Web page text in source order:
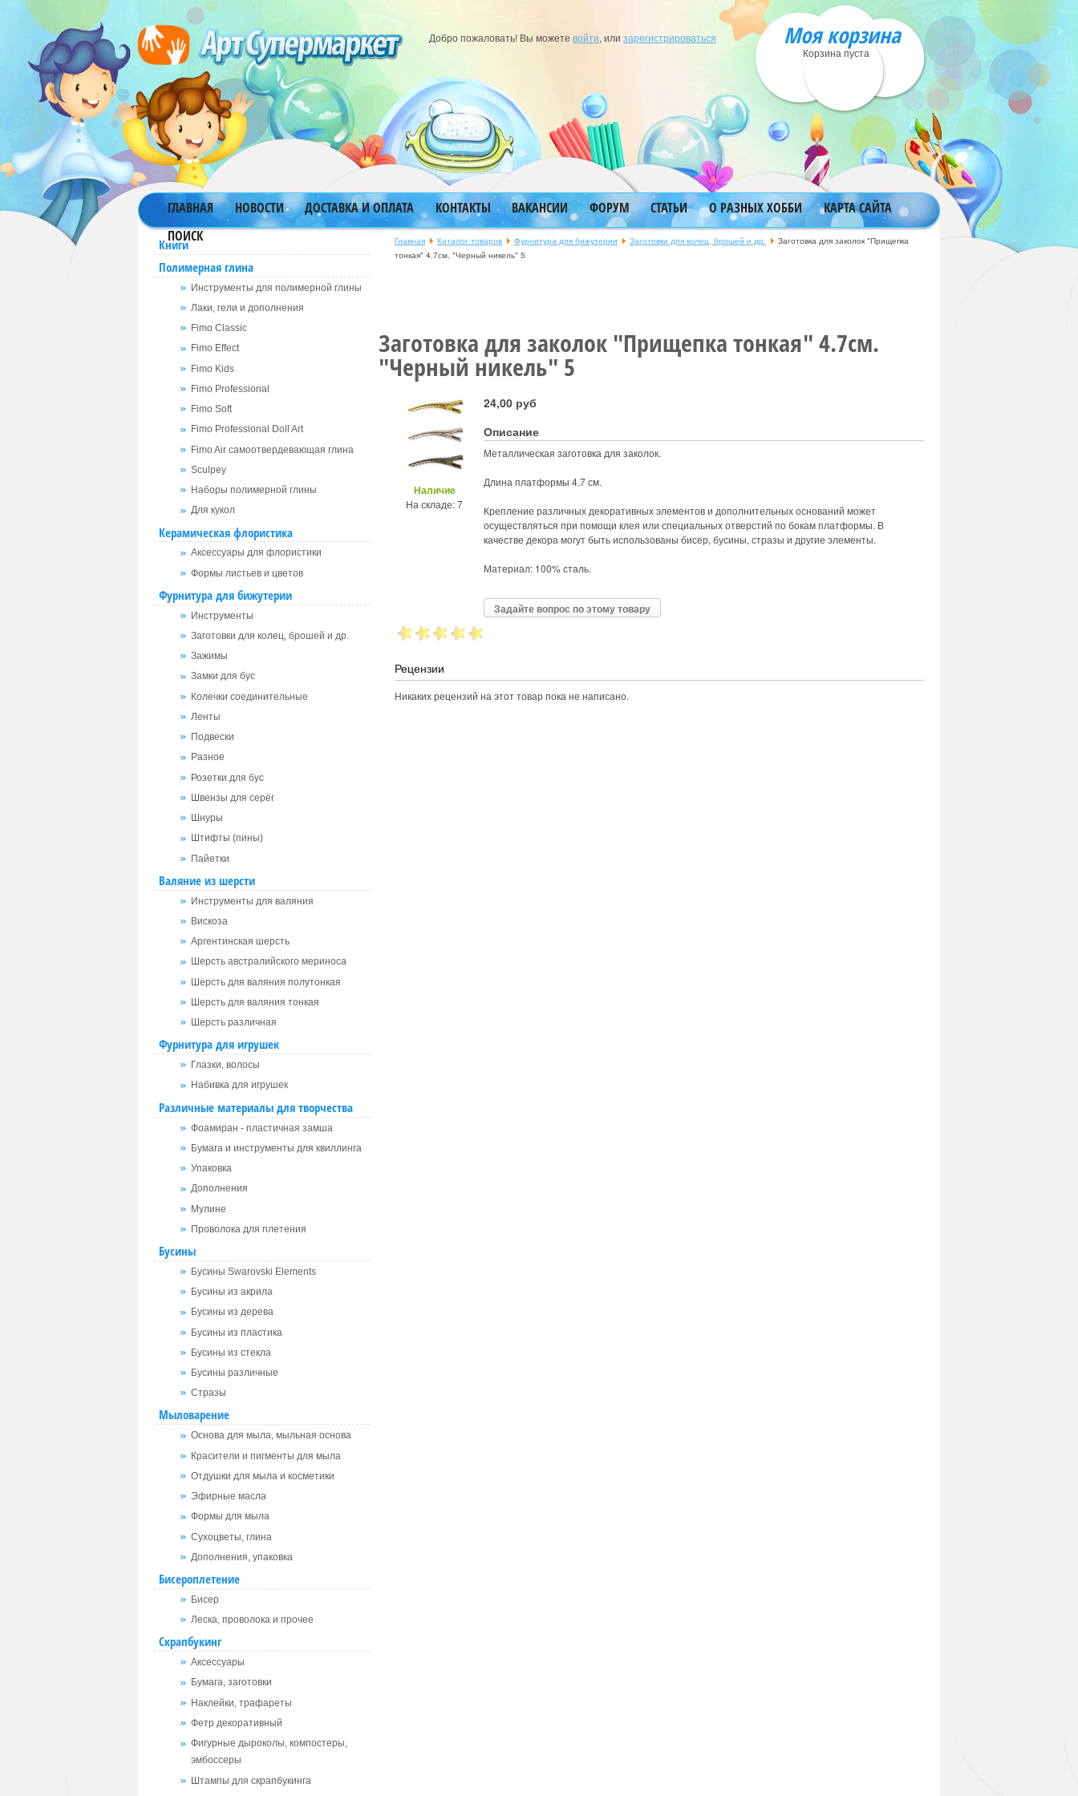
Добро пожаловать! Вы можете войти, или зарегистрироваться Моя корзина
Корзина пуста
ГЛАВНАЯ НОВОСТИ ДОСТАВКА И ОПЛАТА КОНТАКТЫ ВАКАНСИИ ФОРУМ СТАТЬИ О РАЗНЫХ ХОББИ
КАРТА САЙТА
ПОИСК
Книги
Полимерная глина
Инструменты для полимерной глины
Лаки, гели и дополнения
Fimo Classic
Fimo Effect
Fimo Kids
Fimo Professional
Fimo Soft
Fimo Professional Doll Art
Fimo Air самоотвердевающая глина
Sculpey
Наборы полимерной глины
Для кукол
Керамическая флористика
Аксессуары для флористики
Формы листьев и цветов
Фурнитура для бижутерии
Инструменты
Заготовки для колец, брошей и др.
Зажимы
Замки для бус
Колечки соединительные
Ленты
Подвески
Разное
Розетки для бус
Швензы для серёг
Шнуры
Штифты (пины)
Пайетки
Валяние из шерсти
Инструменты для валяния
Вискоза
Аргентинская шерсть
Шерсть австралийского мериноса
Шерсть для валяния полутонкая
Шерсть для валяния тонкая
Шерсть различная
Фурнитура для игрушек
Глазки, волосы
Набивка для игрушек
Различные материалы для творчества
Фоамиран - пластичная замша
Бумага и инструменты для квиллинга
Упаковка
Дополнения
Мулине
Проволока для плетения
Бусины
Бусины Swarovski Elements
Бусины из акрила
Бусины из дерева
Бусины из пластика
Бусины из стекла
Бусины различные
Стразы
Мыловарение
Основа для мыла, мыльная основа
Красители и пигменты для мыла
Отдушки для мыла и косметики
Эфирные масла
Формы для мыла
Сухоцветы, глина
Дополнения, упаковка
Бисероплетение
Бисер
Леска, проволока и прочее
Скрапбукинг
Аксессуары
Бумага, заготовки
Наклейки, трафареты
Фетр декоративный
Фигурные дыроколы, компостеры,
эмбоссеры
Штампы для скрапбукинга
Главная Каталог товаров Фурнитура для бижутерии Заготовки для колец, брошей и др.
Заготовка для заколок "Прищепка
тонкая" 4.7см. "Черный никель" 5
Заготовка для заколок "Прищепка тонкая" 4.7см.
"Черный никель" 5
Наличие
На складе: 7
24,00 руб
Описание
Металлическая заготовка для заколок.
Длина платформы 4.7 см.
Крепление различных декоративных элементов и дополнительных оснований может
осуществляться при помощи клея или специальных отверстий по бокам платформы. В
качестве декора могут быть использованы бисер, бусины, стразы и другие элементы.
Материал: 100% сталь.
Задайте вопрос по этому товару
Рецензии
Никаких рецензий на этот товар пока не написано.